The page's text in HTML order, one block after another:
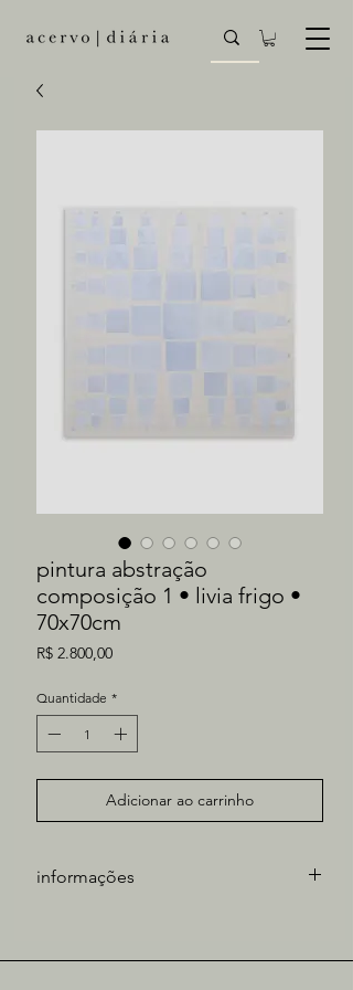
pintura abstração
composição 1 • livia frigo •
70x70cm
R$ 2.800,00Preço
Quantidade *
Adicionar ao carrinho
informações
tiragem: única